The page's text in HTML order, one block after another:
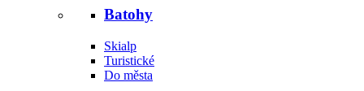
Batohy
Skialp
Turistické
Do města